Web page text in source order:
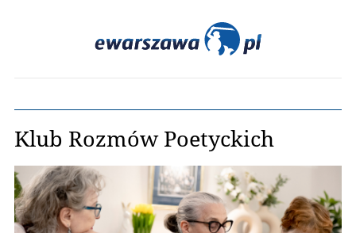
Klub Rozmów Poetyckich